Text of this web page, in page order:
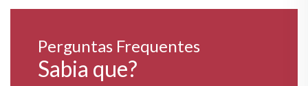
Perguntas Frequentes
Sabia que?